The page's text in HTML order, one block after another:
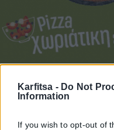
Karfitsa - Do Not
Information
If you wish to opt-out of